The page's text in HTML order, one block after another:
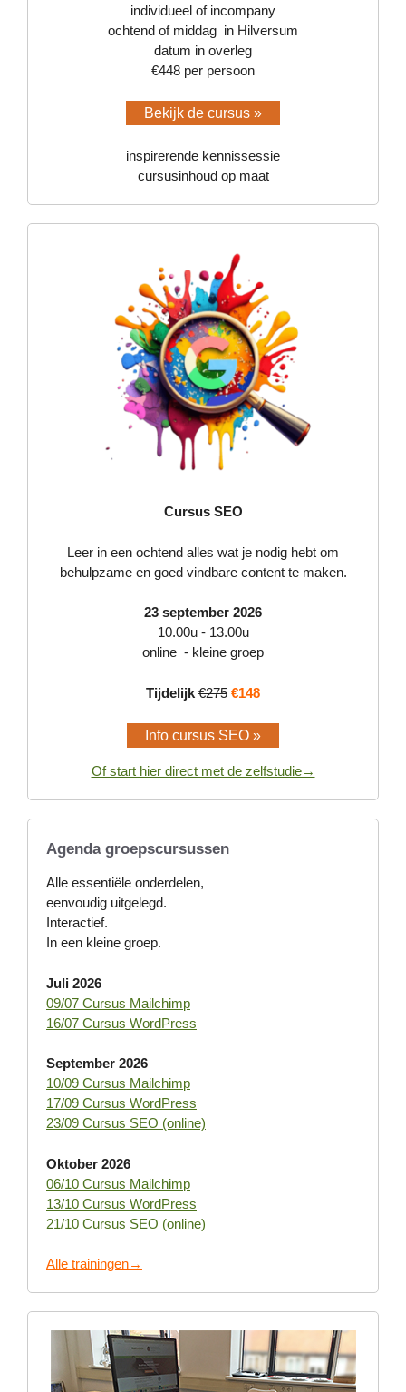
individueel of incompany
ochtend of middag in Hilversum
datum in overleg
€448 per persoon
Bekijk de cursus »
inspirerende kennissessie
cursusinhoud op maat
Cursus SEO
Leer in een ochtend alles wat je nodig hebt om
behulpzame en goed vindbare content te maken.
23 september 2026
10.00u - 13.00u
online - kleine groep
Tijdelijk €275 €148
Info cursus SEO »
Of start hier direct met de zelfstudie→
Agenda groepscursussen
Alle essentiële onderdelen,
eenvoudig uitgelegd.
Interactief.
In een kleine groep.
Juli 2026
09/07 Cursus Mailchimp
16/07 Cursus WordPress
September 2026
10/09 Cursus Mailchimp
17/09 Cursus WordPress
23/09 Cursus SEO (online)
Oktober 2026
06/10 Cursus Mailchimp
13/10 Cursus WordPress
21/10 Cursus SEO (online)
Alle trainingen→